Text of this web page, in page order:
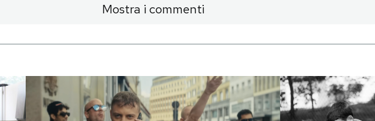
Mostra i commenti